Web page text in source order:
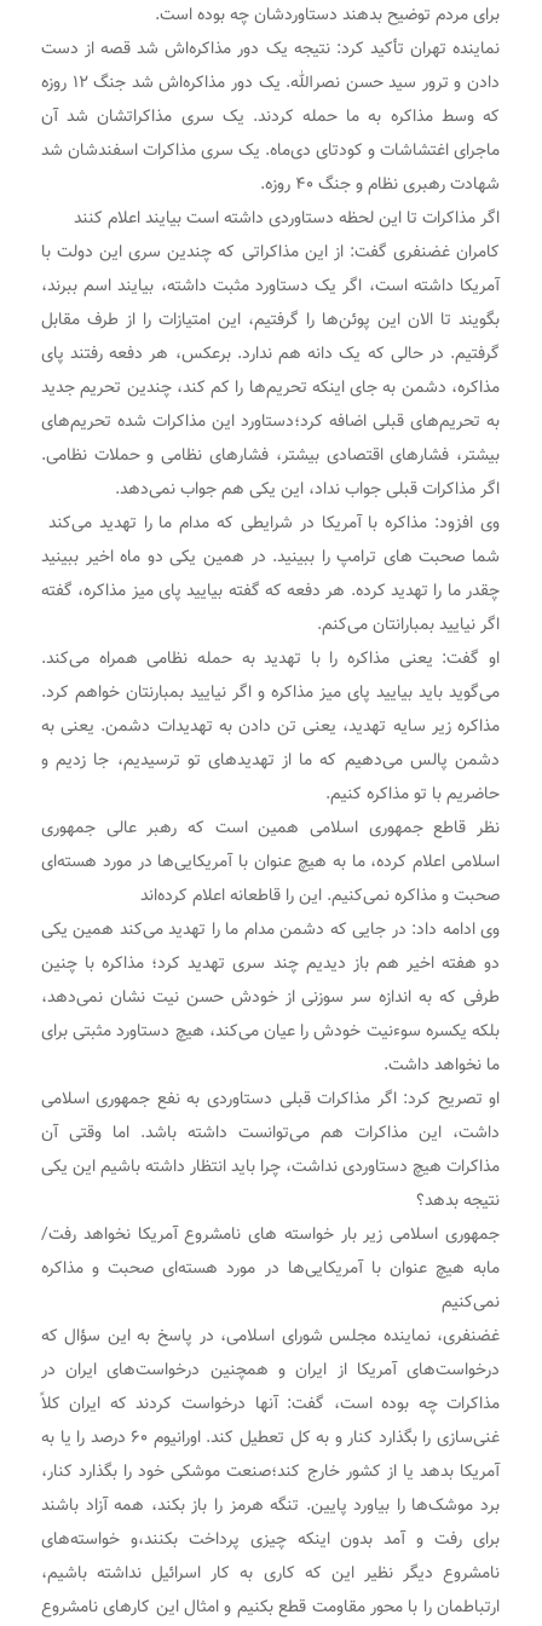
برای مردم توضیح بدهند دستاوردشان چه بوده است.
نماینده تهران تأکید کرد: نتیجه یک دور مذاکره‌اش شد قصه از دست
دادن و ترور سید حسن نصرالله. یک دور مذاکره‌اش شد جنگ ۱۲ روزه
که وسط مذاکره به ما حمله کردند. یک سری مذاکراتشان شد آن
ماجرای اغتشاشات و کودتای دی‌ماه. یک سری مذاکرات اسفندشان شد
شهادت رهبری نظام و جنگ ۴۰ روزه.
اگر مذاکرات تا این لحظه دستاوردی داشته است بیایند اعلام کنند
کامران غضنفری گفت: از این مذاکراتی که چندین سری این دولت با
آمریکا داشته است، اگر یک دستاورد مثبت داشته، بیایند اسم ببرند،
بگویند تا الان این پوئن‌ها را گرفتیم، این امتیازات را از طرف مقابل
گرفتیم. در حالی که یک دانه هم ندارد. برعکس، هر دفعه رفتند پای
مذاکره، دشمن به جای اینکه تحریم‌ها را کم کند، چندین تحریم جدید
به تحریم‌های قبلی اضافه کرد؛دستاورد این مذاکرات شده تحریم‌های
بیشتر، فشارهای اقتصادی بیشتر، فشارهای نظامی و حملات نظامی.
اگر مذاکرات قبلی جواب نداد، این یکی هم جواب نمی‌دهد.
وی افزود: مذاکره با آمریکا در شرایطی که مدام ما را تهدید می‌کند
شما صحبت های ترامپ را ببینید. در همین یکی دو ماه اخیر ببینید
چقدر ما را تهدید کرده. هر دفعه که گفته بیایید پای میز مذاکره، گفته
اگر نیایید بمبارانتان می‌کنم.
او گفت: یعنی مذاکره را با تهدید به حمله نظامی همراه می‌کند.
می‌گوید باید بیایید پای میز مذاکره و اگر نیایید بمبارنتان خواهم کرد.
مذاکره زیر سایه تهدید، یعنی تن دادن به تهدیدات دشمن. یعنی به
دشمن پالس می‌دهیم که ما از تهدیدهای تو ترسیدیم، جا زدیم و
حاضریم با تو مذاکره کنیم.
نظر قاطع جمهوری اسلامی همین است که رهبر عالی جمهوری
اسلامی اعلام کرده، ما به هیچ عنوان با آمریکایی‌ها در مورد هسته‌ای
صحبت و مذاکره نمی‌کنیم. این را قاطعانه اعلام کرده‌اند
وی ادامه داد: در جایی که دشمن مدام ما را تهدید می‌کند همین یکی
دو هفته اخیر هم باز دیدیم چند سری تهدید کرد؛ مذاکره با چنین
طرفی که به اندازه سر سوزنی از خودش حسن نیت نشان نمی‌دهد،
بلکه یکسره سوءنیت خودش را عیان می‌کند، هیچ دستاورد مثبتی برای
ما نخواهد داشت.
او تصریح کرد: اگر مذاکرات قبلی دستاوردی به نفع جمهوری اسلامی
داشت، این مذاکرات هم می‌توانست داشته باشد. اما وقتی آن
مذاکرات هیچ دستاوردی نداشت، چرا باید انتظار داشته باشیم این یکی
نتیجه بدهد؟
جمهوری اسلامی زیر بار خواسته های نامشروع آمریکا نخواهد رفت/
مابه هیچ عنوان با آمریکایی‌ها در مورد هسته‌ای صحبت و مذاکره
نمی‌کنیم
غضنفری، نماینده مجلس شورای اسلامی، در پاسخ به این سؤال که
درخواست‌های آمریکا از ایران و همچنین درخواست‌های ایران در
مذاکرات چه بوده است، گفت: آنها درخواست کردند که ایران کلاً
غنی‌سازی را بگذارد کنار و به کل تعطیل کند. اورانیوم ۶۰ درصد را یا به
آمریکا بدهد یا از کشور خارج کند؛صنعت موشکی خود را بگذارد کنار،
برد موشک‌ها را بیاورد پایین. تنگه هرمز را باز بکند، همه آزاد باشند
برای رفت و آمد بدون اینکه چیزی پرداخت بکنند،و خواسته‌های
نامشروع دیگر نظیر این که کاری به کار اسرائیل نداشته باشیم،
ارتباطمان را با محور مقاومت قطع بکنیم و امثال این کارهای نامشروع